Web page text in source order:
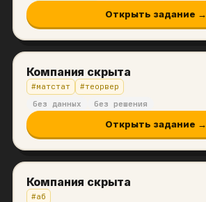
Открыть задание →
Компания скрыта
#матстат #теорвер
без данных
без решения
Открыть задание →
Компания скрыта
#аб